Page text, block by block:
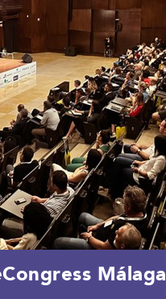
Málaga